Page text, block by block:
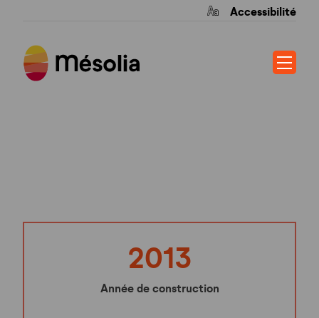
Accessibilité
2013
Année de construction